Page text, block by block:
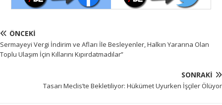
ÖNCEKI
Sermayeyi Vergi İndirim ve Afları İle Besleyenler, Halkın Yararına Olan
Toplu Ulaşım İçin Kıllarını Kıpırdatmadılar”
SONRAKI
Tasarı Meclis’te Bekletiliyor: Hükümet Uyurken İşçiler Ölüyor